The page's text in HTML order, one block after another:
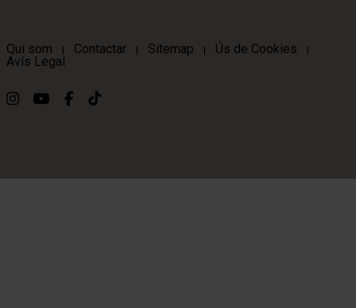
Qui som | Contactar | Sitemap | Ús de Cookies |
Avís Legal
Link a instagram
Link a youtube
Link a facebook
Link a ticktok